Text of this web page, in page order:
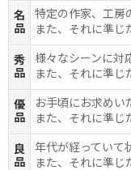
名
品
特定の作家、工房
また、それに準じ
秀
品
様々なシーンに対
また、それに準じ
優
品
お手頃にお求めい
また、それに準じ
良
品
年代が経っていて
また、それに準じ